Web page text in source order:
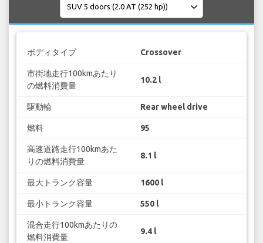
ボディタイプ Crossover
市街地走行100kmあたり
の燃料消費量
10.2 l
駆動輪 Rear wheel drive
燃料 95
高速道路走行100kmあた
りの燃料消費量
8.1 l
最大トランク容量 1600 l
最小トランク容量 550 l
混合走行100kmあたりの
燃料消費量
9.4 l